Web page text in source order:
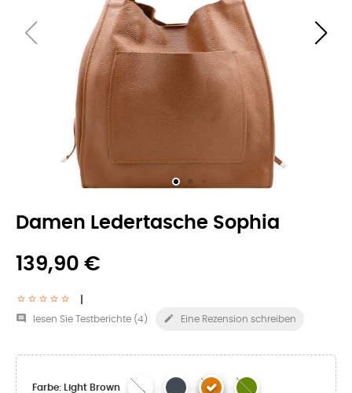
Damen Ledertasche Sophia
139,90 €
 lesen Sie Testberichte (4)  Eine Rezension schreiben
Farbe: Light Brown